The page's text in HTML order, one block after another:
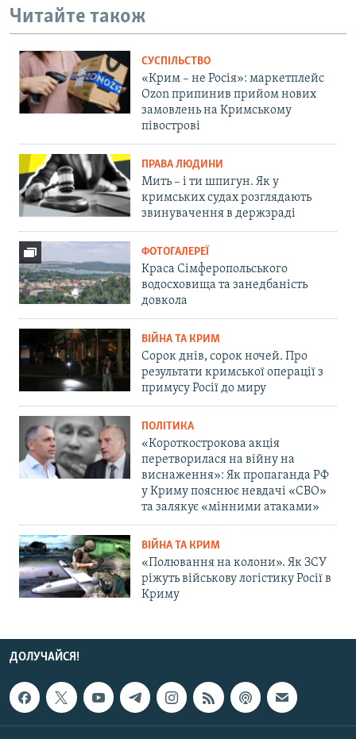
Читайте також
СУСПІЛЬСТВО
«Крим – не Росія»: маркетплейс
Ozon припинив прийом нових
замовлень на Кримському
півострові
ПРАВА ЛЮДИНИ
Мить – і ти шпигун. Як у
кримських судах розглядають
звинувачення в держзраді
ФОТОГАЛЕРЕЇ
Краса Сімферопольського
водосховища та занедбаність
довкола
ВІЙНА ТА КРИМ
Сорок днів, сорок ночей. Про
результати кримської операції з
примусу Росії до миру
ПОЛІТИКА
«Короткострокова акція
перетворилася на війну на
виснаження»: Як пропаганда РФ
у Криму пояснює невдачі «СВО»
та залякує «мінними атаками»
ВІЙНА ТА КРИМ
«Полювання на колони». Як ЗСУ
ріжуть військову логістику Росії в
Криму
ДОЛУЧАЙСЯ!